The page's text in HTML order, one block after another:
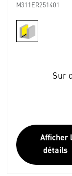
M311ER251401
Sur
Afficher
détails